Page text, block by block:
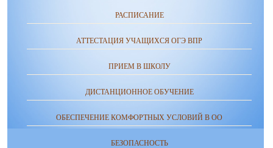
РАСПИСАНИЕ
АТТЕСТАЦИЯ УЧАЩИХСЯ ОГЭ ВПР
ПРИЕМ В ШКОЛУ
ДИСТАНЦИОННОЕ ОБУЧЕНИЕ
ОБЕСПЕЧЕНИЕ КОМФОРТНЫХ УСЛОВИЙ В ОО
БЕЗОПАСНОСТЬ